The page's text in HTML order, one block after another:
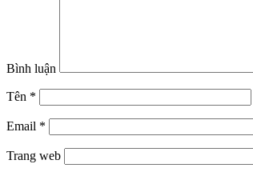
Bình luận
Tên *
Email *
Trang web